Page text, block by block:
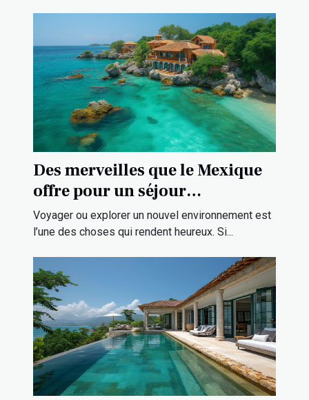
Des merveilles que le Mexique
offre pour un séjour
exceptionnel ?
Voyager ou explorer un nouvel environnement est
l’une des choses qui rendent heureux. Si...